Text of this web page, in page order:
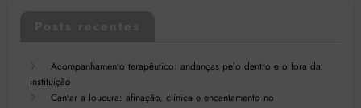
Acompanhamento terapêutico: andanças pelo dentro e o fora da
instituição
Cantar a loucura: afinação, clínica e encantamento no